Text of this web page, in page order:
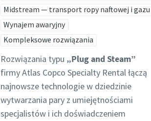
Midstream — transport ropy naftowej i gazu
Wynajem awaryjny
Kompleksowe rozwiązania
Rozwiązania typu „Plug and Steam”
firmy Atlas Copco Specialty Rental łączą
najnowsze technologie w dziedzinie
wytwarzania pary z umiejętnościami
specjalistów i ich doświadczeniem